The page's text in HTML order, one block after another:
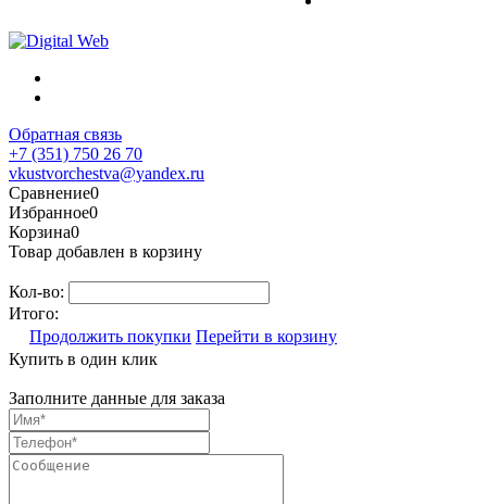
Обратная связь
+7 (351) 750 26 70
vkustvorchestva@yandex.ru
Сравнение0
Избранное0
Корзина0
Товар добавлен в корзину
Кол-во:
Итого:
Продолжить покупки Перейти в корзину
Купить в один клик
Заполните данные для заказа